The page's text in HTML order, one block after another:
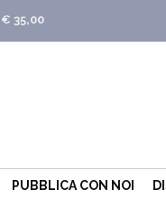
€ 35,00
PUBBLICA CON NOI